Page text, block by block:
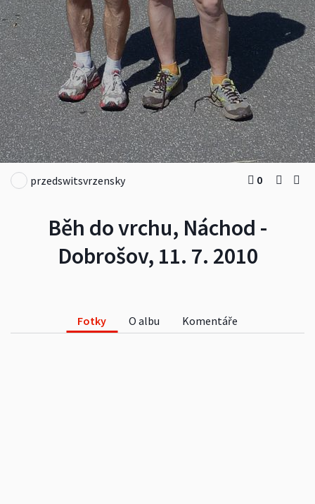
Běh do vrchu, Náchod -
Dobrošov, 11. 7. 2010
przedswitsvrzensky 0
Fotky O albu Komentáře